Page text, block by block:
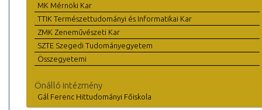
MK Mérnöki Kar
TTIK Természettudományi és Informatikai Kar
ZMK Zeneművészeti Kar
SZTE Szegedi Tudományegyetem
Összegyetemi
Önálló intézmény
Gál Ferenc Hittudományi Főiskola